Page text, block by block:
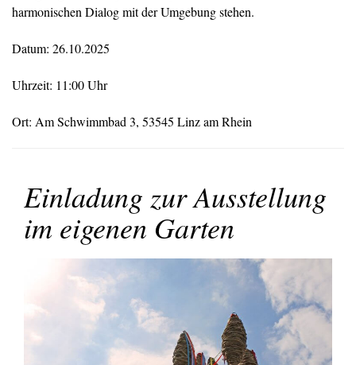
harmonischen Dialog mit der Umgebung stehen.
Datum: 26.10.2025
Uhrzeit: 11:00 Uhr
Ort: Am Schwimmbad 3, 53545 Linz am Rhein
Einladung zur Ausstellung
im eigenen Garten